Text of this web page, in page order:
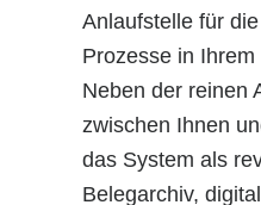
Anlaufstelle für
Prozesse in
Neben der reinen
zwischen Ihnen
das System als
Belegarchiv,